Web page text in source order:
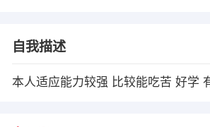
自我描述
本人适应能力较强 比较能吃苦 好学